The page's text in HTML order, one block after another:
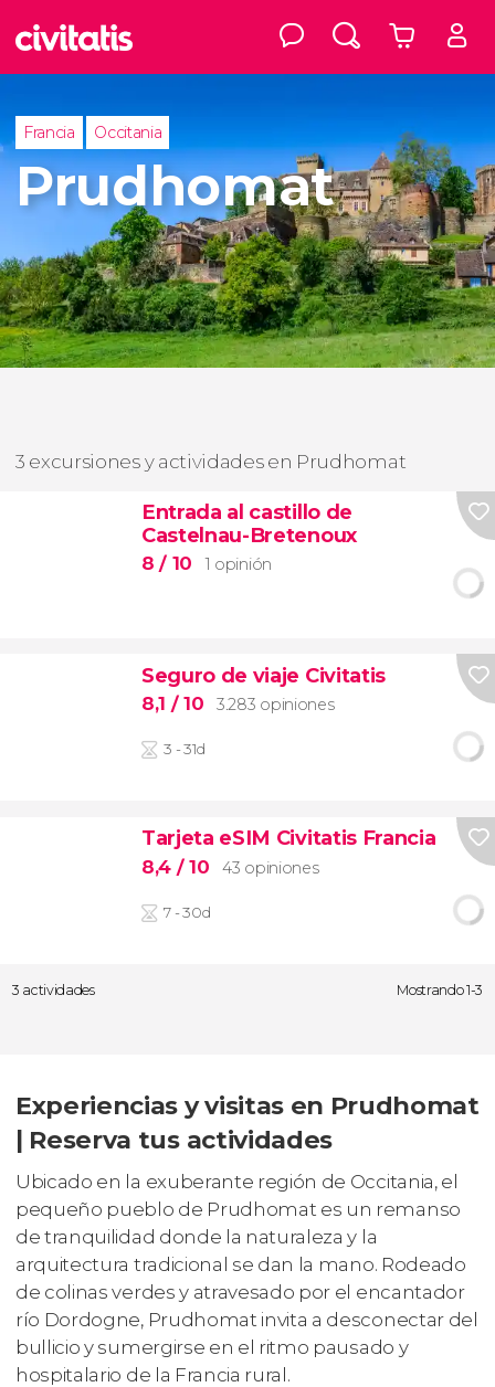
Francia Occitania
Prudhomat
3 excursiones y actividades en Prudhomat
Entrada al castillo de
Castelnau-Bretenoux
8/ 10 1 opinión
Seguro de viaje Civitatis
8,1 / 10 3.283 opiniones
3 - 31d
Tarjeta eSIM Civitatis Francia
8,4 / 10 43 opiniones
7 - 30d
3 actividades Mostrando 1-3
Experiencias y visitas en Prudhomat
| Reserva tus actividades
Ubicado en la exuberante región de Occitania, el
pequeño pueblo de Prudhomat es un remanso
de tranquilidad donde la naturaleza y la
arquitectura tradicional se dan la mano. Rodeado
de colinas verdes y atravesado por el encantador
río Dordogne, Prudhomat invita a desconectar del
bullicio y sumergirse en el ritmo pausado y
hospitalario de la Francia rural.